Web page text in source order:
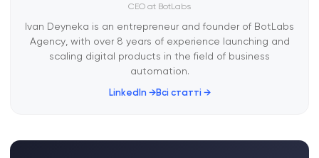
CEO at BotLabs
Ivan Deyneka is an entrepreneur and founder of BotLabs
Agency, with over 8 years of experience launching and
scaling digital products in the field of business
automation.
LinkedIn →Всі статті →